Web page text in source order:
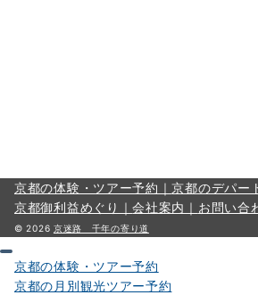
京都の体験・ツアー予約｜京都のデパー
京都御利益めぐり｜会社案内｜ お問い合
© 2026 京迷路 千年の寄り道
京都の体験・ツアー予約
京都の月別観光ツアー予約